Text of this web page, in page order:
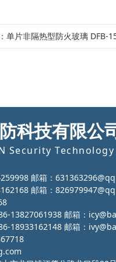
单片非隔热型防火玻璃 DFB-
科技有限公
Security
邮箱：
邮箱：
13827061938 邮箱：
18933162148 邮箱：